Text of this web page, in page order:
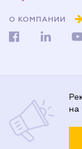
О КОМПАНИИ
на